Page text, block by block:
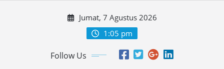
Jumat, 7 Agustus 2026
1:05 pm
Follow Us